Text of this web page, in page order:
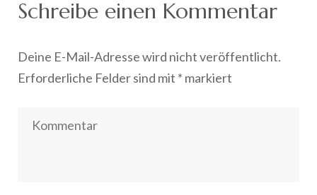
Schreibe einen Kommentar
Deine E-Mail-Adresse wird nicht veröffentlicht.
Erforderliche Felder sind mit * markiert